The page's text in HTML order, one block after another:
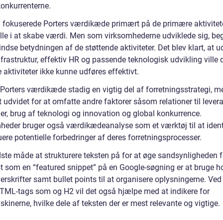
fokuserede Porters værdikæde primært på de primære
i at skabe værdi. Men som virksomhederne udviklede sig,
betydningen af de støttende aktiviteter. Det blev klart, at
effektiv HR og passende teknologisk udvikling ville
ikke kunne udføres effektivt.
værdikæde stadig en vigtig del af forretningsstrategi,
udvidet for at omfatte andre faktorer såsom relationer til
brug af teknologi og innovation og global konkurrence.
bruger også værdikædeanalyse som et værktøj til at
potentielle forbedringer af deres forretningsprocesser.
måde at strukturere teksten på for at øge sandsynligheden
som en “featured snippet” på en Google-søgning er at bruge
samt bullet points til at organisere oplysningerne.
tags som og H2 vil det også hjælpe med at indikere for
hvilke dele af teksten der er mest relevante og vigtige.